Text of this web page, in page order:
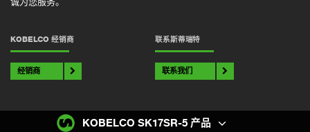
KOBELCO 经销商
经销商
联系斯蒂瑞特
联系我们
KOBELCO SK17SR-5 产品